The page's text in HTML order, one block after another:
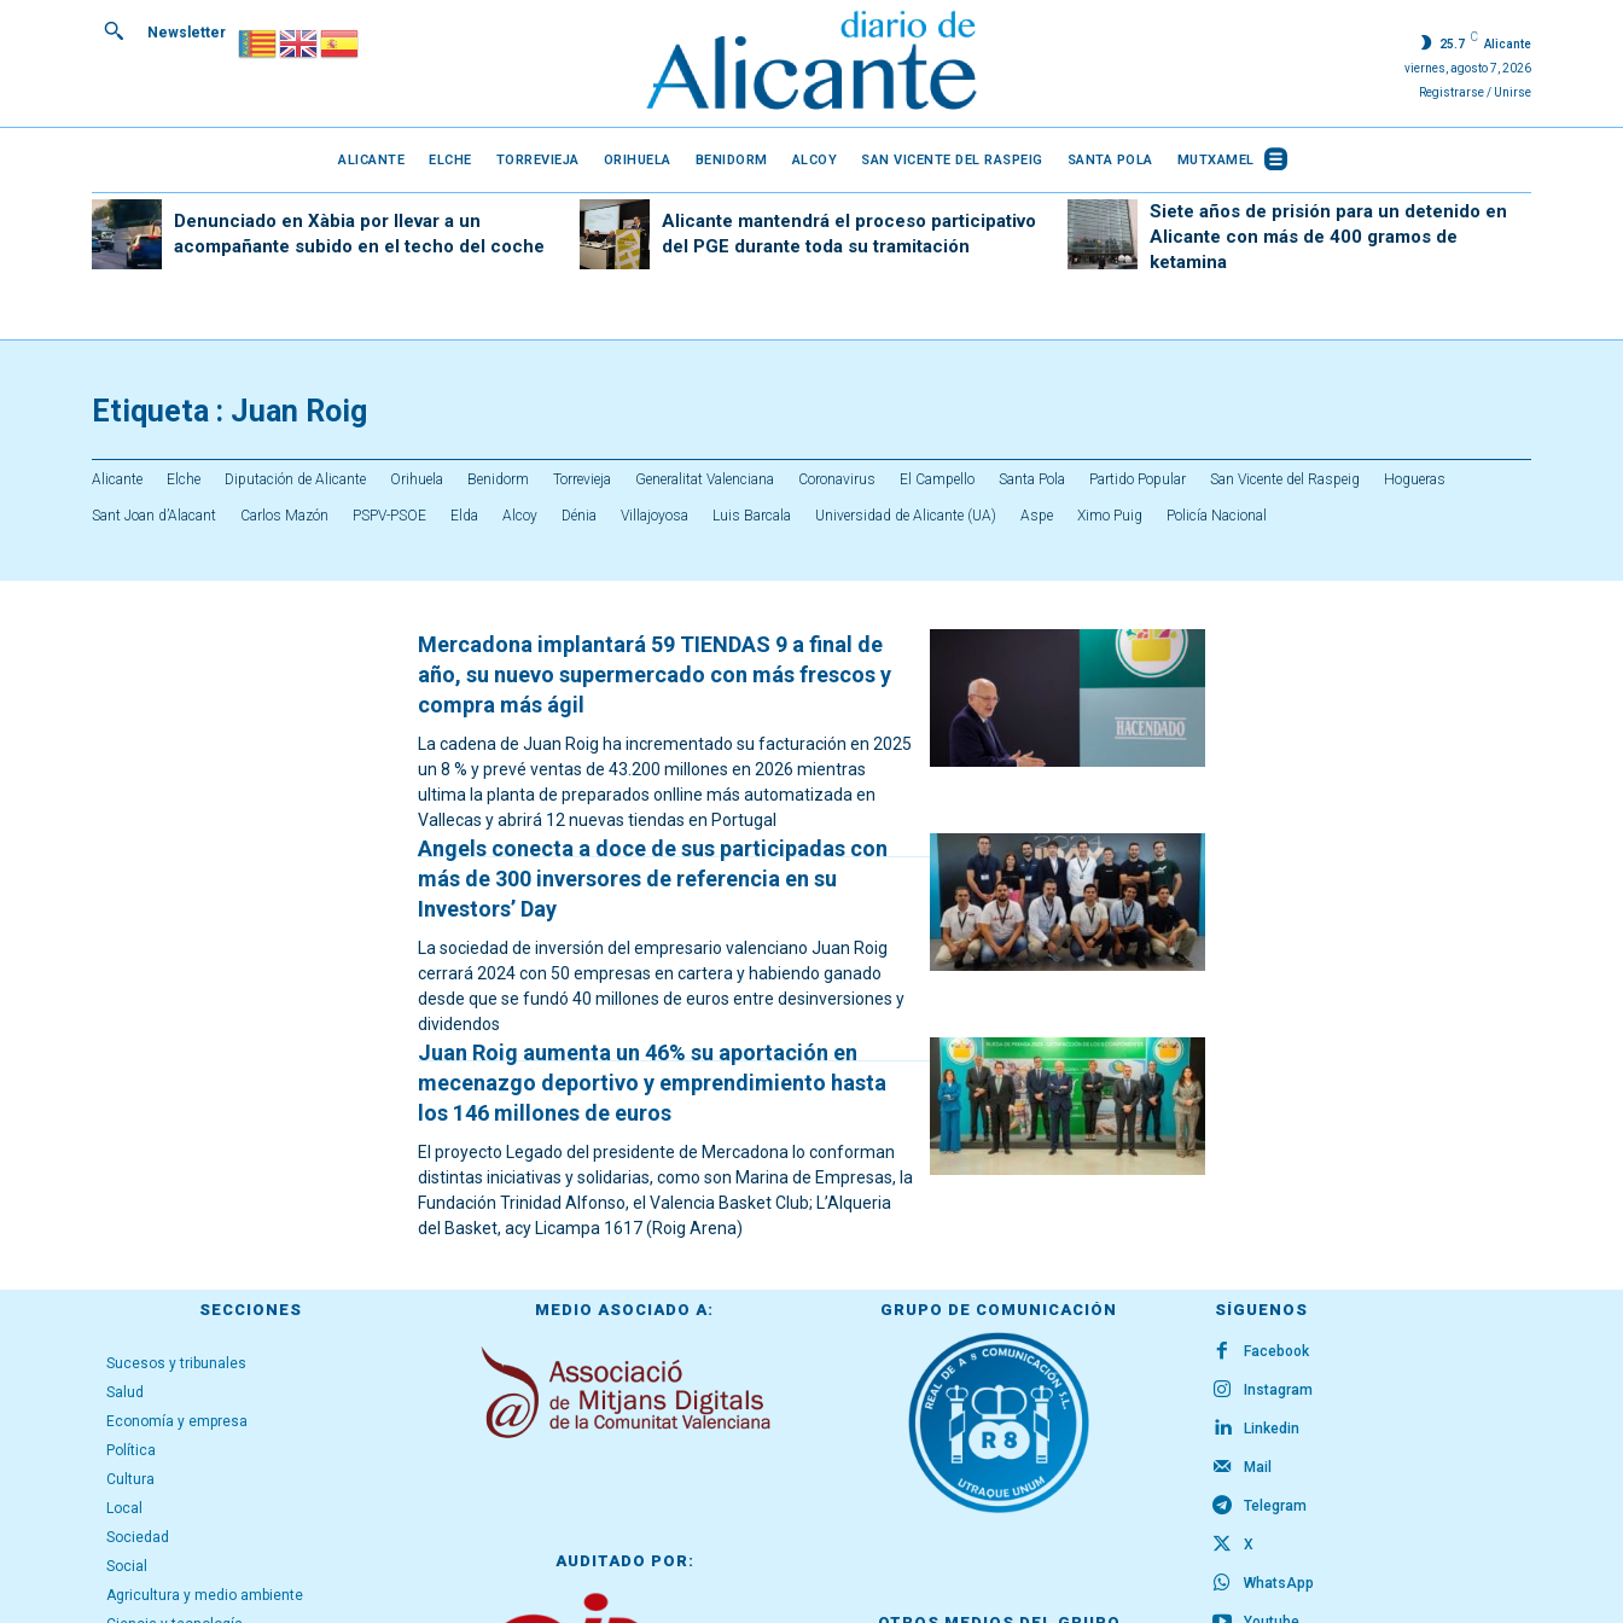
Newsletter
25.7
C
Alicante
viernes, agosto 7, 2026
Registrarse / Unirse
ALICANTE ELCHE TORREVIEJA ORIHUELA BENIDORM ALCOY SAN VICENTE DEL RASPEIG SANTA POLA MUTXAMEL
Denunciado en Xàbia por llevar a un
acompañante subido en el techo del coche
Alicante mantendrá el proceso participativo
del PGE durante toda su tramitación
Siete años de prisión para un detenido en
Alicante con más de 400 gramos de
ketamina
Etiqueta : Juan Roig
Alicante Elche Diputación de Alicante Orihuela Benidorm Torrevieja Generalitat Valenciana Coronavirus El Campello Santa Pola Partido Popular San Vicente del Raspeig Hogueras
Sant Joan d’Alacant Carlos Mazón PSPV-PSOE Elda Alcoy Dénia Villajoyosa Luis Barcala Universidad de Alicante (UA) Aspe Ximo Puig Policía Nacional
Mercadona implantará 59 TIENDAS 9 a final de
año, su nuevo supermercado con más frescos y
compra más ágil
La cadena de Juan Roig ha incrementado su facturación en 2025
un 8 % y prevé ventas de 43.200 millones en 2026 mientras
ultima la planta de preparados onlline más automatizada en
Vallecas y abrirá 12 nuevas tiendas en Portugal
Angels conecta a doce de sus participadas con
más de 300 inversores de referencia en su
Investors’ Day
La sociedad de inversión del empresario valenciano Juan Roig
cerrará 2024 con 50 empresas en cartera y habiendo ganado
desde que se fundó 40 millones de euros entre desinversiones y
dividendos
Juan Roig aumenta un 46% su aportación en
mecenazgo deportivo y emprendimiento hasta
los 146 millones de euros
El proyecto Legado del presidente de Mercadona lo conforman
distintas iniciativas y solidarias, como son Marina de Empresas, la
Fundación Trinidad Alfonso, el Valencia Basket Club; L’Alqueria
del Basket, acy Licampa 1617 (Roig Arena)
SECCIONES
Sucesos y tribunales
Salud
Economía y empresa
Política
Cultura
Local
Sociedad
Social
Agricultura y medio ambiente
MEDIO ASOCIADO A:
AUDITADO POR:
GRUPO DE COMUNICACIÓN SÍGUENOS
Facebook
Instagram
Linkedin
Mail
Telegram
X
WhatsApp